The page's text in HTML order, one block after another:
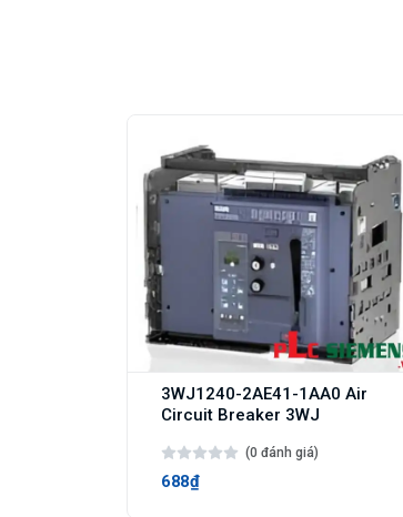
3WJ1240-2AE41-1AA0 Air
Circuit Breaker 3WJ
(0 đánh giá)
688₫